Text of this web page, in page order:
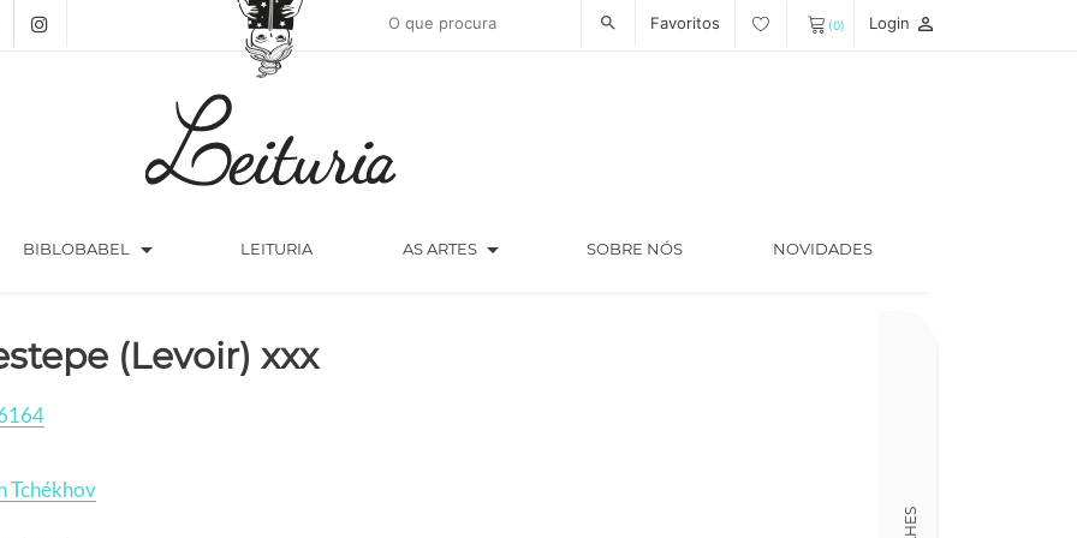
search Favoritos (0) Login person_outline
BIBLOBABEL arrow_drop_down LEITURIA AS ARTES arrow_drop_down SOBRE NÓS NOVIDADES
(Levoir) xxx
Tchékhov